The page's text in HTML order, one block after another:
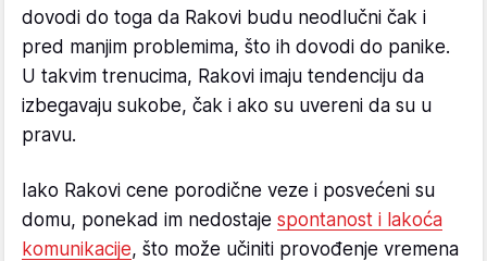
dovodi do toga da Rakovi budu neodlučni čak i
pred manjim problemima, što ih dovodi do panike.
U takvim trenucima, Rakovi imaju tendenciju da
izbegavaju sukobe, čak i ako su uvereni da su u
pravu.
Iako Rakovi cene porodične veze i posvećeni su
domu, ponekad im nedostaje spontanost i lakoća
komunikacije, što može učiniti provođenje vremena